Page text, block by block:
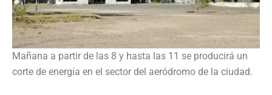
Mañana a partir de las 8 y hasta las 11 se producirá un
corte de energía en el sector del aeródromo de la ciudad.